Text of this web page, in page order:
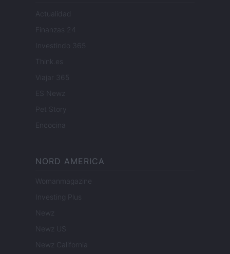
Actualidad
Finanzas 24
Investindo 365
Think.es
Viajar 365
ES Newz
Pet Story
Encocina
NORD AMERICA
Womanmagazine
Investing Plus
Newz
Newz US
Newz California